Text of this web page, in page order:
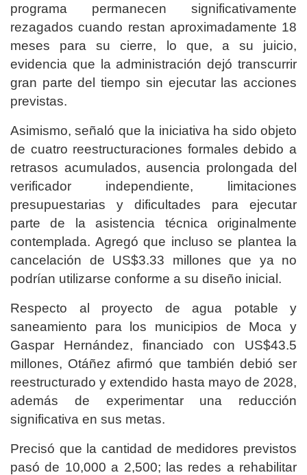
programa permanecen significativamente
rezagados cuando restan aproximadamente 18
meses para su cierre, lo que, a su juicio,
evidencia que la administración dejó transcurrir
gran parte del tiempo sin ejecutar las acciones
previstas.
Asimismo, señaló que la iniciativa ha sido objeto
de cuatro reestructuraciones formales debido a
retrasos acumulados, ausencia prolongada del
verificador independiente, limitaciones
presupuestarias y dificultades para ejecutar
parte de la asistencia técnica originalmente
contemplada. Agregó que incluso se plantea la
cancelación de US$3.33 millones que ya no
podrían utilizarse conforme a su diseño inicial.
Respecto al proyecto de agua potable y
saneamiento para los municipios de Moca y
Gaspar Hernández, financiado con US$43.5
millones, Otáñez afirmó que también debió ser
reestructurado y extendido hasta mayo de 2028,
además de experimentar una reducción
significativa en sus metas.
Precisó que la cantidad de medidores previstos
pasó de 10,000 a 2,500; las redes a rehabilitar